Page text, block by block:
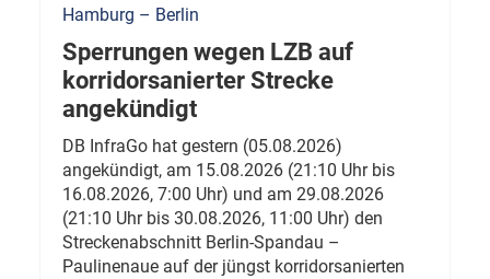
Hamburg – Berlin
Sperrungen wegen LZB auf
korridorsanierter Strecke
angekündigt
DB InfraGo hat gestern (05.08.2026)
angekündigt, am 15.08.2026 (21:10 Uhr bis
16.08.2026, 7:00 Uhr) und am 29.08.2026
(21:10 Uhr bis 30.08.2026, 11:00 Uhr) den
Streckenabschnitt Berlin-Spandau –
Paulinenaue auf der jüngst korridorsanierten